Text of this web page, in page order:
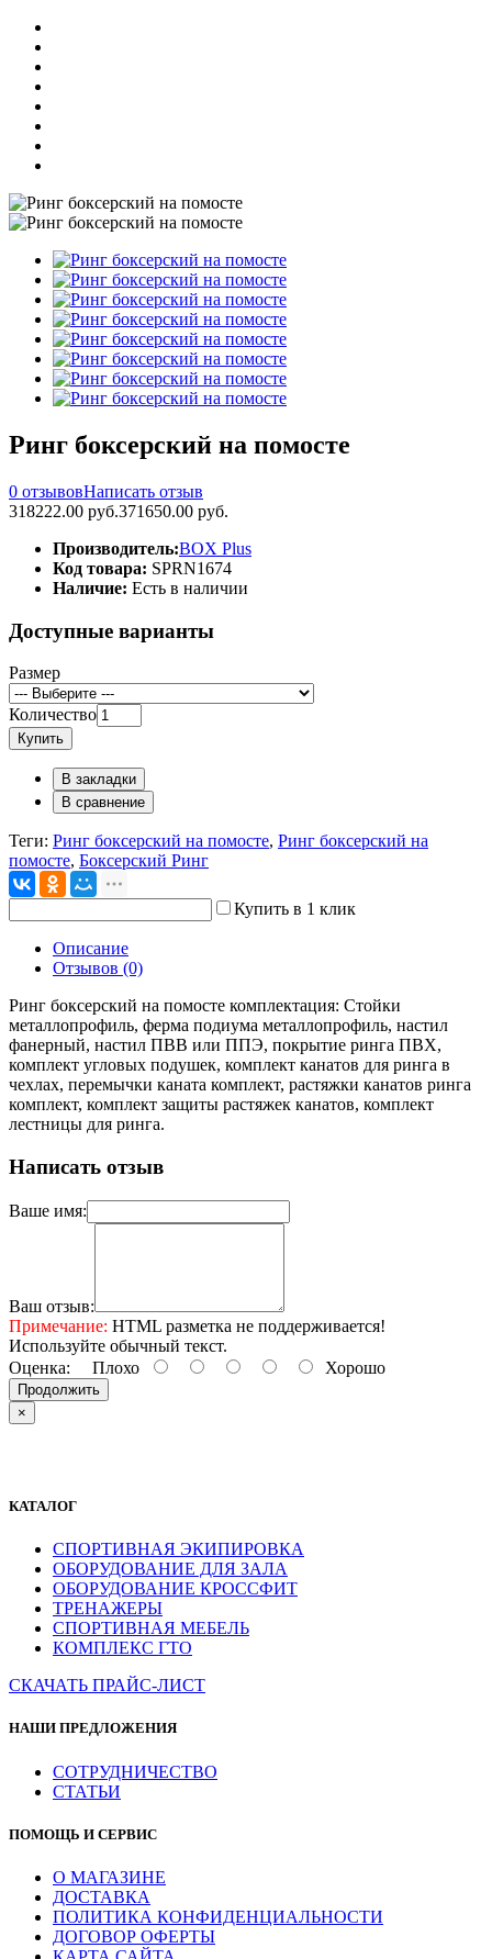
Ринг боксерский на помосте
0 отзывовНаписать отзыв
318222.00 руб.371650.00 руб.
Производитель:BOX Plus
Код товара: SPRN1674
Наличие: Есть в наличии
Доступные варианты
Размер
Количество
Купить
В закладки
В сравнение
Теги: Ринг боксерский на помосте, Ринг боксерский на
помосте, Боксерский Ринг
Купить в 1 клик
Описание
Отзывов (0)
Ринг боксерский на помосте комплектация: Стойки
металлопрофиль, ферма подиума металлопрофиль, настил
фанерный, настил ПВВ или ППЭ, покрытие ринга ПВХ,
комплект угловых подушек, комплект канатов для ринга в
чехлах, перемычки каната комплект, растяжки канатов ринга
комплект, комплект защиты растяжек канатов, комплект
лестницы для ринга.
Написать отзыв
Ваше имя:
Ваш отзыв:
Примечание: HTML разметка не поддерживается!
Используйте обычный текст.
Оценка: Плохо Хорошо
Продолжить
×
КАТАЛОГ
СПОРТИВНАЯ ЭКИПИРОВКА
ОБОРУДОВАНИЕ ДЛЯ ЗАЛА
ОБОРУДОВАНИЕ КРОССФИТ
ТРЕНАЖЕРЫ
СПОРТИВНАЯ МЕБЕЛЬ
КОМПЛЕКС ГТО
СКАЧАТЬ ПРАЙС-ЛИСТ
НАШИ ПРЕДЛОЖЕНИЯ
СОТРУДНИЧЕСТВО
СТАТЬИ
ПОМОЩЬ И СЕРВИС
О МАГАЗИНЕ
ДОСТАВКА
ПОЛИТИКА КОНФИДЕНЦИАЛЬНОСТИ
ДОГОВОР ОФЕРТЫ